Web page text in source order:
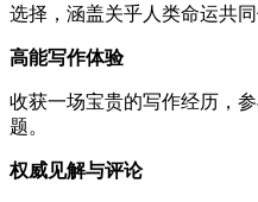
选择，涵盖关乎人类命运共
高能写作体验
收获一场宝贵的写作经历，
题。
权威见解与评论